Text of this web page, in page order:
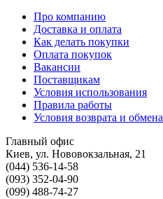
Про компанию
Доставка и оплата
Как делать покупки
Оплата покупок
Вакансии
Поставщикам
Условия использования
Правила работы
Условия возврата и обмена
Главный офис
Киев, ул. Нововокзальная, 21
(044) 536-14-58
(093) 352-04-90
(099) 488-74-27